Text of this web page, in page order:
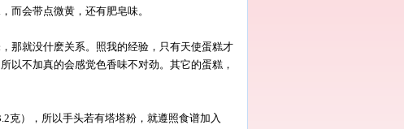
而会带点微黄，还有肥皂味。
那就没什麽关系。照我的经验，只有天使蛋糕才
以不加真的会感觉色香味不对劲。其它的蛋糕，
克），所以手头若有塔塔粉，就遵照食谱加入